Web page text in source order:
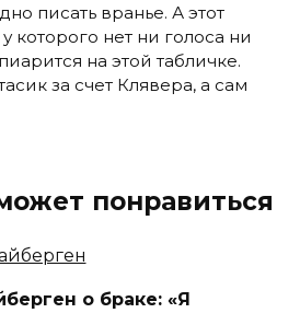
писать вранье. А этот
которого нет ни голоса ни
на этой табличке.
за счет Клявера, а сам
понравиться
о браке: «Я